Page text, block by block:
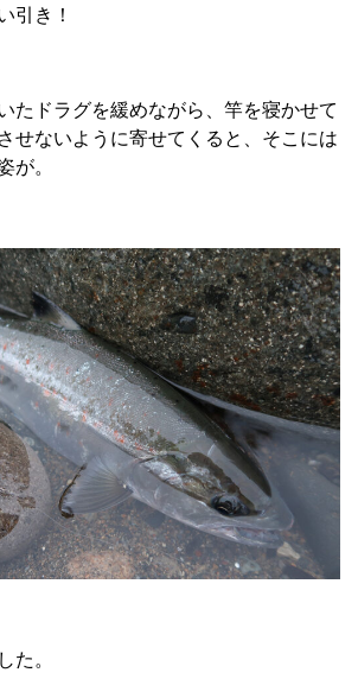
引き！
たドラグを緩めながら、竿を寝かせて
せないように寄せてくると、そこには
が。
た。